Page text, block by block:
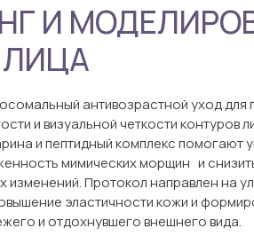
антивозрастной уход для
и визуальной четкости контуров
и пептидный комплекс помогают
мимических морщин и
Протокол направлен на
эластичности кожи и
и отдохнувшего внешнего вида.
И